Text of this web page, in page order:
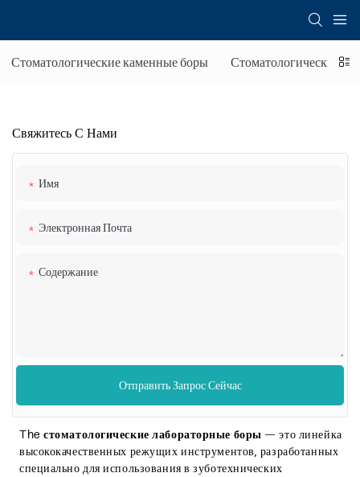
Стоматологические каменные боры Стоматологические
Свяжитесь С Нами
Имя
Электронная Почта
Содержание
Отправить Запрос Сейчас
Theстоматологические лабораторные боры — это линейка
высококачественных режущих инструментов, разработанных
специально для использования в зуботехнических